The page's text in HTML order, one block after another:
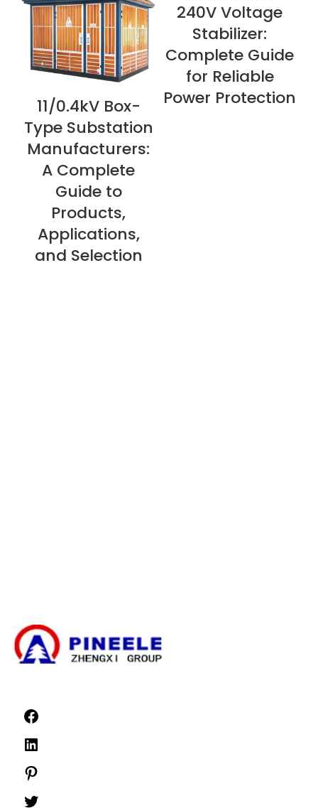
JETZT ANSEHEN
11/0.4kV Box-
Type Substation
Manufacturers:
A Complete
Guide to
Products,
Applications,
and Selection
JETZT ANSEHEN
240V Voltage
Stabilizer:
Complete Guide
for Reliable
Power Protection